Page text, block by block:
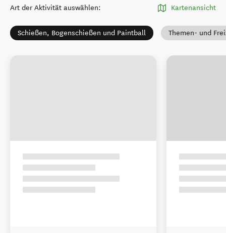
Art der Aktivität auswählen: Kartenansicht
Schießen, Bogenschießen und Paintball Themen- und